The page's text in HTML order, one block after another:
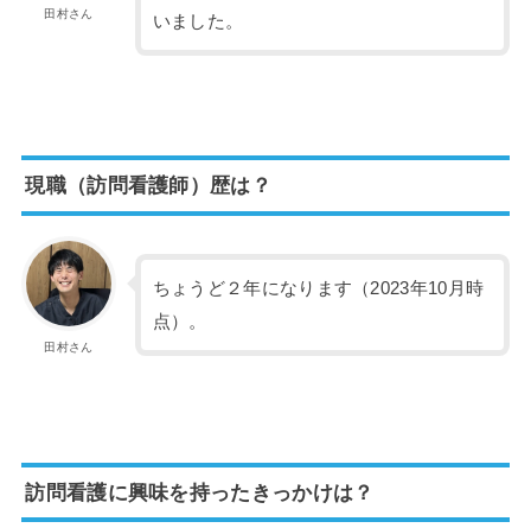
田村さん
いました。
現職（訪問看護師）歴は？
田村さん
ちょうど２年になります（2023年10月時
点）。
訪問看護に興味を持ったきっかけは？